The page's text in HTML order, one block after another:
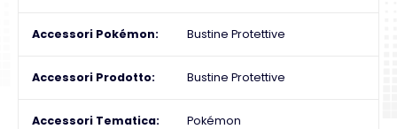
Accessori Pokémon Bustine Protettive
Accessori Prodotto Bustine Protettive
Accessori Tematica Pokémon